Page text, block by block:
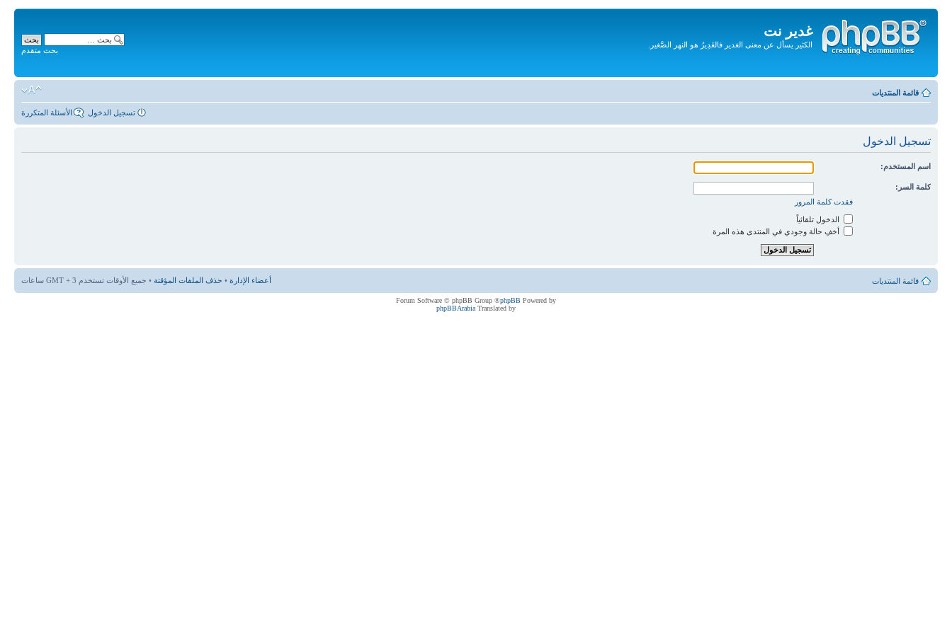
غدير نت
الكثير يسأل عن معنى الغدير فالغَدِيرُ هو النهر الصَّغير.
المحتويات
بحث متقدم
قائمة المنتديات
الأسئلة المتكررة تسجيل الدخول
تسجيل الدخول
اسم المستخدم:
كلمة السر:
فقدت كلمة المرور
الدخول تلقائياً
أخفِ حالة وجودي في المنتدى هذه المرة
قائمة المنتديات أعضاء الإدارة • حذف الملفات المؤقتة • جميع الأوقات تستخدم GMT + 3 ساعات
Powered by
phpBB
® Forum Software © phpBB Group
Translated by
phpBBArabia